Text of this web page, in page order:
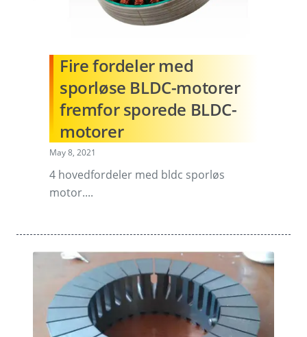
Fire fordeler med
sporløse BLDC-motorer
fremfor sporede BLDC-
motorer
May 8, 2021
4 hovedfordeler med bldc sporløs
motor....